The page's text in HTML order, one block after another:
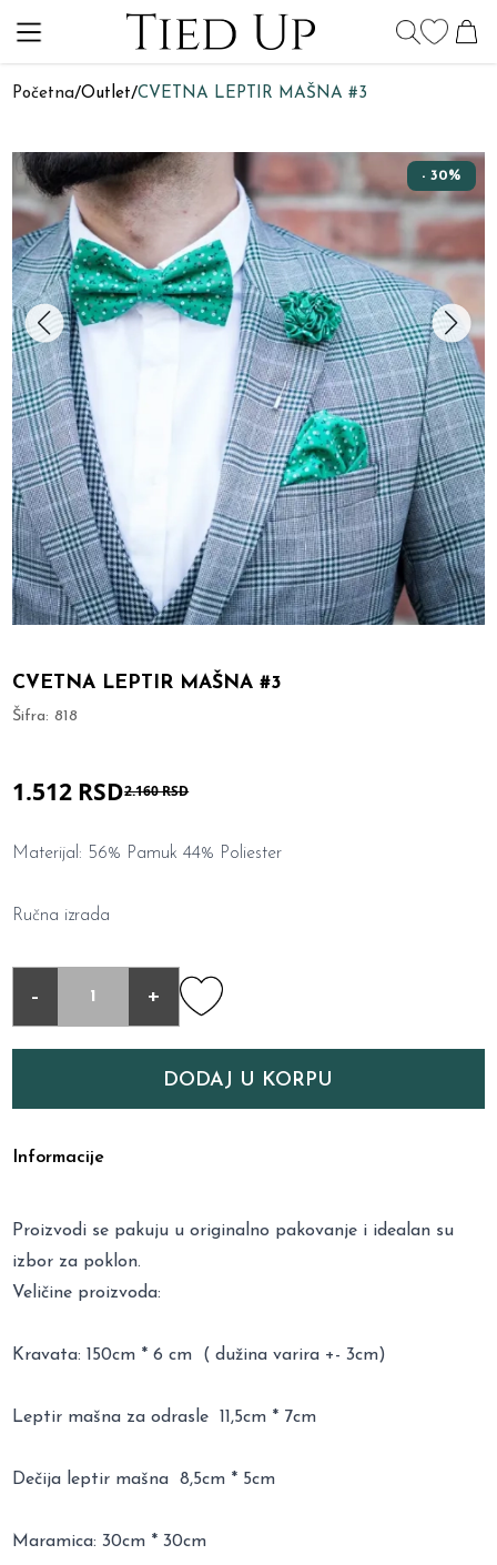
Početna/Outlet/CVETNA LEPTIR MAŠNA #3
- 30%
CVETNA LEPTIR MAŠNA #3
Šifra:818
1.512 RSD2.160 RSD
Materijal: 56% Pamuk 44% Poliester
Ručna izrada
- +
DODAJ U KORPU
Informacije
Proizvodi se pakuju u originalno pakovanje i idealan su
izbor za poklon.
Veličine proizvoda:
Kravata: 150cm * 6 cm ( dužina varira +- 3cm)
Leptir mašna za odrasle 11,5cm * 7cm
Dečija leptir mašna 8,5cm * 5cm
Maramica: 30cm * 30cm